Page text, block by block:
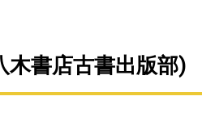
木書店古書出版部)